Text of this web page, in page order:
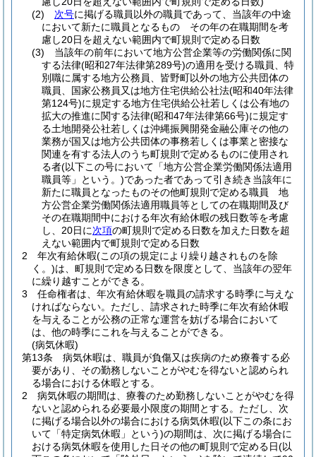
(2)
次号に掲げる職員以外の職員であって、当該年の中途
において新たに職員となるもの その年の在職期間を考
慮し20日を超えない範囲内で町規則で定める日数
(3)
当該年の前年において地方公営企業等の労働関係に関
する法律(昭和27年法律第289号)の適用を受ける職員、特
別職に属する地方公務員、皆野町以外の地方公共団体の
職員、国家公務員又は地方住宅供給公社法(昭和40年法律
第124号)に規定する地方住宅供給公社若しくは公有地の
拡大の推進に関する法律(昭和47年法律第66号)に規定す
る土地開発公社若しくは沖縄振興開発金融公庫その他の
業務が国又は地方公共団体の事務若しくは事業と密接な
関連を有する法人のうち町規則で定めるものに使用され
る者(以下この号において「地方公営企業労働関係法適用
職員等」という。)であった者であって引き続き当該年に
新たに職員となったものその他町規則で定める職員 地
方公営企業労働関係法適用職員等としての在職期間及び
その在職期間中における年次有給休暇の残日数等を考慮
し、20日に次項の町規則で定める日数を加えた日数を超
えない範囲内で町規則で定める日数
2
年次有給休暇(この項の規定により繰り越されものを除
く。)は、町規則で定める日数を限度として、当該年の翌年
に繰り越すことができる。
3
任命権者は、年次有給休暇を職員の請求する時季に与えな
ければならない。 ただし、請求された時季に年次有給休暇
を与えることが公務の正常な運営を妨げる場合において
は、他の時季にこれを与えることができる。
(病気休暇)
第13条
病気休暇は、職員が負傷又は疾病のため療養する必
要があり、その勤務しないことがやむを得ないと認められ
る場合における休暇とする。
2
病気休暇の期間は、療養のため勤務しないことがやむを得
ないと認められる必要最小限度の期間とする。 ただし、次
に掲げる場合以外の場合における病気休暇(以下この条にお
いて「特定病気休暇」という)の期間は、次に掲げる場合に
おける病気休暇を使用した日その他の町規則で定める日(以